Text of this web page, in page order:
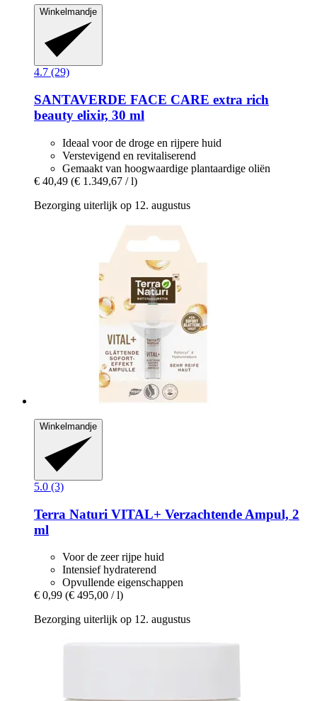
Winkelmandje
4.7 (29)
SANTAVERDE FACE CARE extra rich
beauty elixir, 30 ml
Ideaal voor de droge en rijpere huid
Verstevigend en revitaliserend
Gemaakt van hoogwaardige plantaardige oliën
€ 40,49 (€ 1.349,67 / l)
Bezorging uiterlijk op 12. augustus
Winkelmandje
5.0 (3)
Terra Naturi VITAL+ Verzachtende Ampul, 2
ml
Voor de zeer rijpe huid
Intensief hydraterend
Opvullende eigenschappen
€ 0,99 (€ 495,00 / l)
Bezorging uiterlijk op 12. augustus